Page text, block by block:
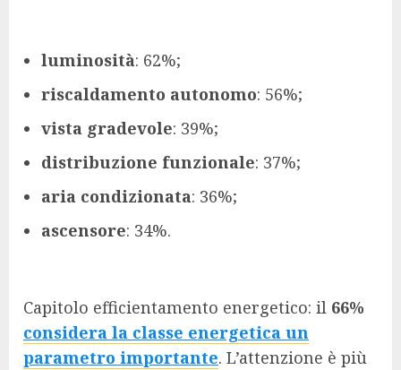
luminosità: 62%;
riscaldamento autonomo: 56%;
vista gradevole: 39%;
distribuzione funzionale: 37%;
aria condizionata: 36%;
ascensore: 34%.
Capitolo efficientamento energetico: il 66%
considera la classe energetica un
parametro importante. L’attenzione è più